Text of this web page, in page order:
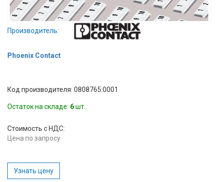
Производители
Тех.
поддержка
Блог
Производитель:
Phoenix Contact
Код производителя: 0808765:0001
Остаток на складе: 6шт.
Стоимость с НДС:
Цена по запросу
Узнать цену